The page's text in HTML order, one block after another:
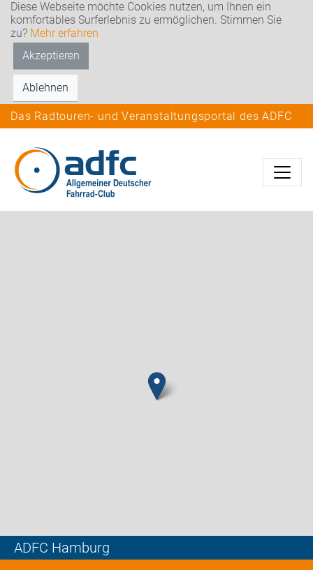
Diese Webseite möchte Cookies nutzen, um Ihnen ein
komfortables Surferlebnis zu ermöglichen. Stimmen Sie
zu? Mehr erfahren
Akzeptieren
Ablehnen
Das Radtouren- und Veranstaltungsportal des ADFC
ADFC Hamburg